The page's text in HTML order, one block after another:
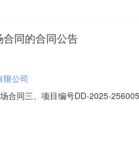
同的合同公告
限公司
合同三、项目编号DD-2025-
式：13414079765六、合同主要